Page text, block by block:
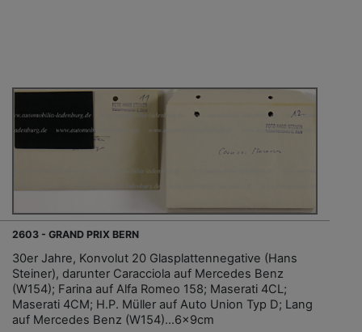
2603 - GRAND PRIX BERN
30er Jahre, Konvolut 20 Glasplattennegative (Hans
Steiner), darunter Caracciola auf Mercedes Benz
(W154); Farina auf Alfa Romeo 158; Maserati 4CL;
Maserati 4CM; H.P. Müller auf Auto Union Typ D; Lang
auf Mercedes Benz (W154)…6x9cm